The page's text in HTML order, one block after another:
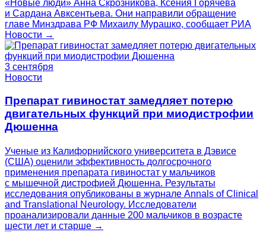
«Новые люди» Анна Скрозникова, Ксения Горячева
и Сардана Авксентьева. Они направили обращение
главе Минздрава РФ Михаилу Мурашко, сообщает РИА
Новости →
3 сентября
Новости
Препарат гивиностат замедляет потерю
двигательных функций при миодистрофии
Дюшенна
Ученые из Калифорнийского университета в Дэвисе
(США) оценили эффективность долгосрочного
применения препарата гивиностат у мальчиков
с мышечной дистрофией Дюшенна. Результаты
исследования опубликованы в журнале Annals of Clinical
and Translational Neurology. Исследователи
проанализировали данные 200 мальчиков в возрасте
шести лет и старше →